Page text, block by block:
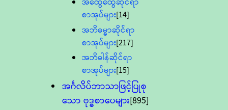
စာအုပ်များ[14]
အဘိဓမ္မာဆိုင်ရာ
စာအုပ်များ[217]
အဘိဓါန်ဆိုင်ရာ
စာအုပ်များ[15]
အင်္ဂလိပ်ဘာသာဖြင့်ပြုစု
သော ဗုဒ္ဓစာပေများ[895]